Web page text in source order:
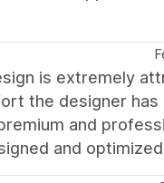
is extremely
the designer has
and
and optimized